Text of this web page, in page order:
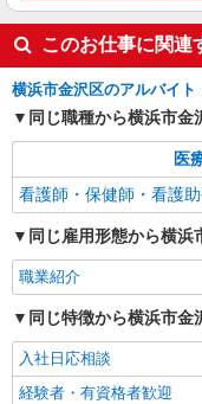
ン代
横
キープ
このお仕事に関連
横浜市金沢区のアルバイ
同じ職種から横浜市金
医
看護師・保健師・看護
同じ雇用形態から横浜
職業紹介
同じ特徴から横浜市金
入社日応相談
経験者・有資格者歓迎